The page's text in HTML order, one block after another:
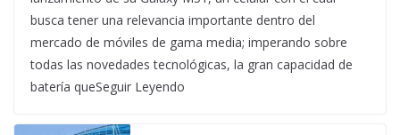
busca tener una relevancia importante dentro del
mercado de móviles de gama media; imperando sobre
todas las novedades tecnológicas, la gran capacidad de
batería queSeguir Leyendo